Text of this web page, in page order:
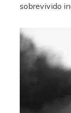
sobrevivido